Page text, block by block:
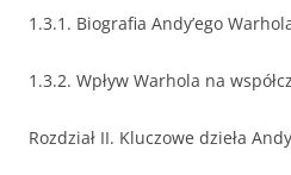
1.3.1. Biografia Andy’ego
1.3.2. Wpływ Warhola na
Rozdział II. Kluczowe dzieła